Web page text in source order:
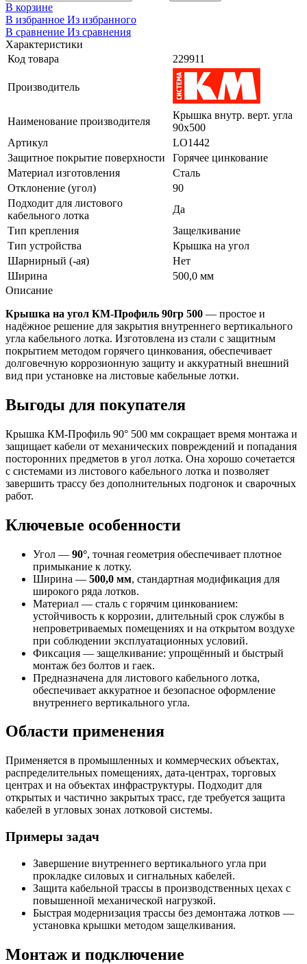
В корзине
В избранное Из избранного
В сравнение Из сравнения
Характеристики
Код товара
229911
Производитель
Наименование производителя
Крышка внутр. верт. угла
90х500
Артикул
LO1442
Защитное покрытие поверхности
Горячее цинкование
Материал изготовления
Сталь
Отклонение (угол)
90
Подходит для листового
кабельного лотка
Да
Тип крепления
Защелкивание
Тип устройства
Крышка на угол
Шарнирный (-ая)
Нет
Ширина
500,0 мм
Описание
Крышка на угол КМ‑Профиль 90гр 500 — простое и
надёжное решение для закрытия внутреннего вертикального
угла кабельного лотка. Изготовлена из стали с защитным
покрытием методом горячего цинкования, обеспечивает
долговечную коррозионную защиту и аккуратный внешний
вид при установке на листовые кабельные лотки.
Выгоды для покупателя
Крышка КМ‑Профиль 90° 500 мм сокращает время монтажа и
защищает кабели от механических повреждений и попадания
посторонних предметов в угол лотка. Она хорошо сочетается
с системами из листового кабельного лотка и позволяет
завершить трассу без дополнительных подгонок и сварочных
работ.
Ключевые особенности
Угол — 90°, точная геометрия обеспечивает плотное
примыкание к лотку.
Ширина — 500,0 мм, стандартная модификация для
широкого ряда лотков.
Материал — сталь с горячим цинкованием:
устойчивость к коррозии, длительный срок службы в
непроветриваемых помещениях и на открытом воздухе
при соблюдении эксплуатационных условий.
Фиксация — защелкивание: упрощённый и быстрый
монтаж без болтов и гаек.
Предназначена для листового кабельного лотка,
обеспечивает аккуратное и безопасное оформление
внутреннего вертикального угла.
Области применения
Применяется в промышленных и коммерческих объектах,
распределительных помещениях, дата‑центрах, торговых
центрах и на объектах инфраструктуры. Подходит для
открытых и частично закрытых трасс, где требуется защита
кабелей в угловых зонах лотковой системы.
Примеры задач
Завершение внутреннего вертикального угла при
прокладке силовых и сигнальных кабелей.
Защита кабельной трассы в производственных цехах с
повышенной механической нагрузкой.
Быстрая модернизация трассы без демонтажа лотков —
установка крышки методом защелкивания.
Монтаж и подключение